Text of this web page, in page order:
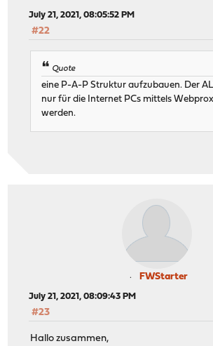
July 21, 2021, 08:05:52 PM
#22
Quote
eine P-A-P Struktur aufzubauen. Der
nur für die Internet PCs mittels
werden.
FWStarter
July 21, 2021, 08:09:43 PM
#23
Hallo zusammen,